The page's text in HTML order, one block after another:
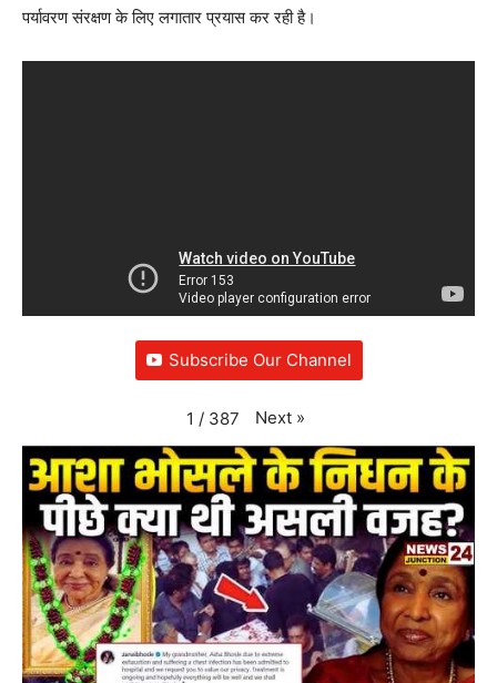
पर्यावरण संरक्षण के लिए लगातार प्रयास कर रही है।
Subscribe Our Channel
1 / 387 Next »